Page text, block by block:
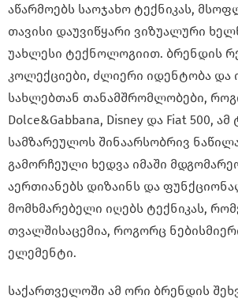
აწარმოებს საოჯახო ტექნიკას,
თავისი დაუვიწყარი ვიზუალური
უახლესი ტექნოლოგიით. ბრენდის
კოლექციები, ძლიერი იდენტობა და
სახლებთან თანამშრომლობები,
Dolce&Gabbana, Disney და Fiat 500, ამ
სამზარეულოს შინაარსობრივ
გამორჩეული ხედვა იმაში
აერთიანებს დიზაინს და
მომხმარებელი იღებს ტექნიკას,
თვალშისაცემია, როგორც
ელემენტი.
საქართველოში ამ ორი ბრენდის